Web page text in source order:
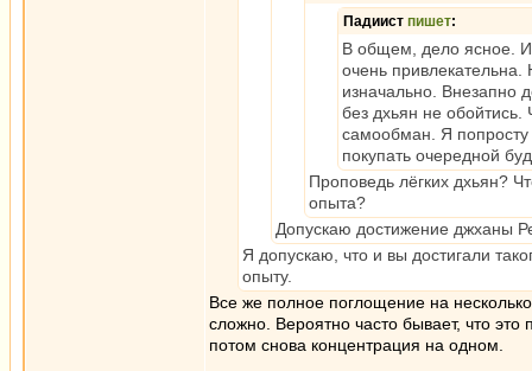
Падиист пишет:
В общем, дело ясное.
очень
изначально. Внезапно
без дхьян не обойтись.
самообман. Я
покупать очередной
Проповедь лёгких дхьян?
опыта?
Допускаю достижение джханы
Я допускаю, что и вы достигали
опыту.
Все же полное поглощение на
сложно. Вероятно часто бывает, что
потом снова концентрация на одном.